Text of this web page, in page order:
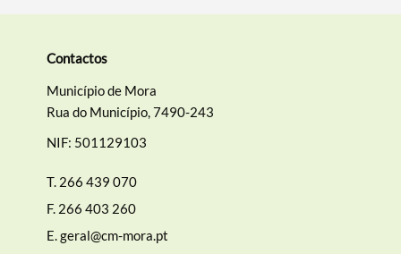
Categorias gerais
Contactos
Município de Mora
Rua do Município, 7490-243
NIF: 501129103
T. 266 439 070
F. 266 403 260
E.geral@cm-mora.pt